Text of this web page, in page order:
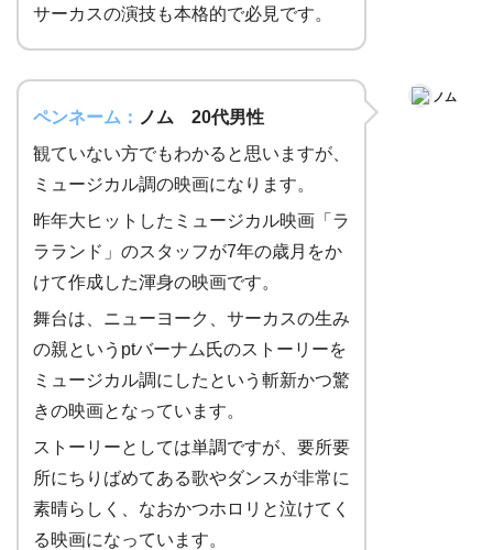
サーカスの演技も本格的で必見です。
ペンネーム： ノム 20代男性
観ていない方でもわかると思いますが、
ミュージカル調の映画になります。
昨年大ヒットしたミュージカル映画「ラ
ラランド」のスタッフが7年の歳月をか
けて作成した渾身の映画です。
舞台は、ニューヨーク、サーカスの生み
の親というptバーナム氏のストーリーを
ミュージカル調にしたという斬新かつ驚
きの映画となっています。
ストーリーとしては単調ですが、要所要
所にちりばめてある歌やダンスが非常に
素晴らしく、なおかつホロリと泣けてく
る映画になっています。
ノム